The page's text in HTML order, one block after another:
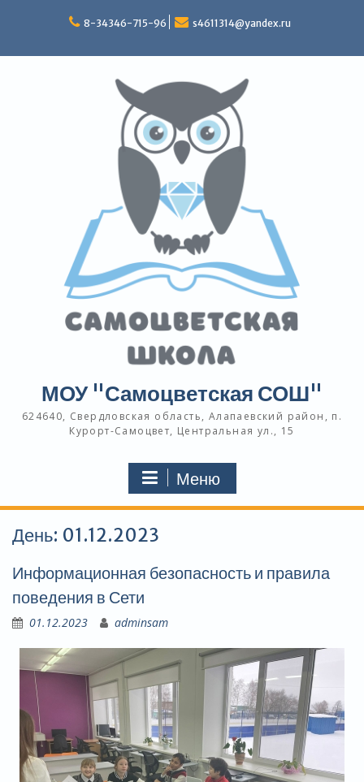
8-34346-715-96 s4611314@yandex.ru
МОУ "Самоцветская СОШ"
624640, Свердловская область, Алапаевский район, п.
Курорт-Самоцвет, Центральная ул., 15
Меню
День: 01.12.2023
Информационная безопасность и правила
поведения в Сети
01.12.2023 adminsam